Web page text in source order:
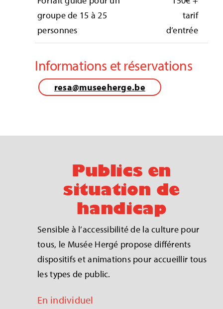
groupe de 15 à 25
personnes
tarif
d’entrée
Informations et réservations
resa@museeherge.be
Publics en
situation de
handicap
Sensible à l’accessibilité de la culture pour
tous, le Musée Hergé propose différents
dispositifs et animations pour accueillir tous
les types de public.
En individuel